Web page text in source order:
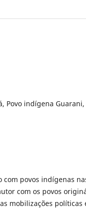
Povo indígena Guarani,
povos indígenas
com os povos
mobilizações políticas